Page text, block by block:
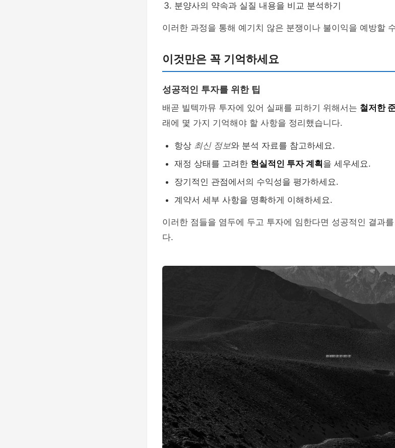
분양사의 약속과 실질 내용을 비교 분석하기
이러한 과정을 통해 예기치 않은 분쟁이나 불이익을 예방할
이것만은 꼭 기억하세요
성공적인 투자를 위한 팁
배곧 빌텍까뮤 투자에 있어 실패를 피하기 위해서는 철저한
래에 몇 가지 기억해야 할 사항을 정리했습니다.
항상 최신 정보와 분석 자료를 참고하세요.
재정 상태를 고려한 현실적인 투자 계획 을 세우세요.
장기적인 관점에서의 수익성을 평가하세요.
계약서 세부 사항을 명확하게 이해하세요.
이러한 점들을 염두에 두고 투자에 임한다면 성공적인 결과
다.